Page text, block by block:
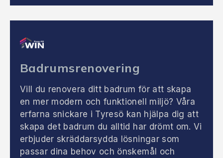
Badrumsrenovering
Vill du renovera ditt badrum för att skapa
en mer modern och funktionell miljö? Våra
erfarna snickare i Tyresö kan hjälpa dig att
skapa det badrum du alltid har drömt om. Vi
erbjuder skräddarsydda lösningar som
passar dina behov och önskemål och